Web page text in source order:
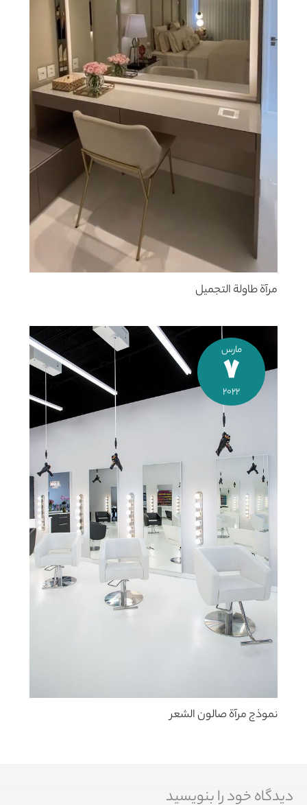
مرآة طاولة التجميل
مارس
7
2022
نموذج مرآة صالون الشعر
دیدگاه‌ خود را بنویسید